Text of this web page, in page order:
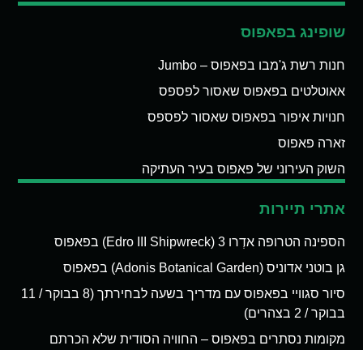
שופינג בפאפוס
חנות רשת ג'מבו בפאפוס – Jumbo
אאוטלטים בפאפוס שאסור לפספס
חנויות איפור בפאפוס שאסור לפספס
זארה פאפוס
השוק העירוני של פאפוס בעיר העתיקה
אתרי תיירות
הספינה הטרופה אדְרו 3 (Edro III Shipwreck) בפאפוס
גן בוטני אדוניס (Adonis Botanical Garden) בפאפוס
סיור סגוויי בפאפוס עם מדריך בשעה לבחירתך (8 בבוקר / 11
בבוקר / 2 בצהרים)
מקומות נסתרים בפאפוס – החוויה הסודית שלא הכרתם